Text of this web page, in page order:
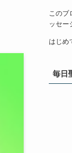
このブ
ッセー
はじめ
毎日